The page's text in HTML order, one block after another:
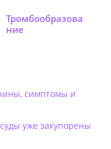
Тромбообразова
ние
симптомы и
уже закупорены